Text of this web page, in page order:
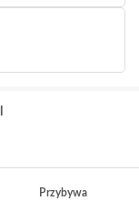
Przybywa